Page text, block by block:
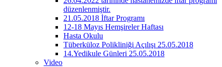
düzenlenmiştir.
21.05.2018 İftar Programı
12-18 Mayıs Hemşireler Haftası
Hasta Okulu
Tüberküloz Polikliniği Açılışı 25.05.2018
14.Yedikule Günleri 25.05.2018
Video